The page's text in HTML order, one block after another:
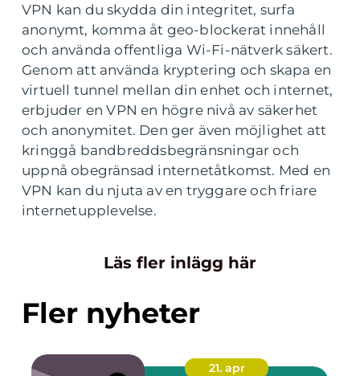
VPN kan du skydda din integritet, surfa
anonymt, komma åt geo-blockerat innehåll
och använda offentliga Wi-Fi-nätverk säkert.
Genom att använda kryptering och skapa en
virtuell tunnel mellan din enhet och internet,
erbjuder en VPN en högre nivå av säkerhet
och anonymitet. Den ger även möjlighet att
kringgå bandbreddsbegränsningar och
uppnå obegränsad internetåtkomst. Med en
VPN kan du njuta av en tryggare och friare
internetupplevelse.
Läs fler inlägg här
Fler nyheter
21. apr